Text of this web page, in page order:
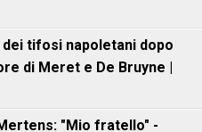
tifosi napoletani dopo
di Meret e De Bruyne |
"Mio fratello" -